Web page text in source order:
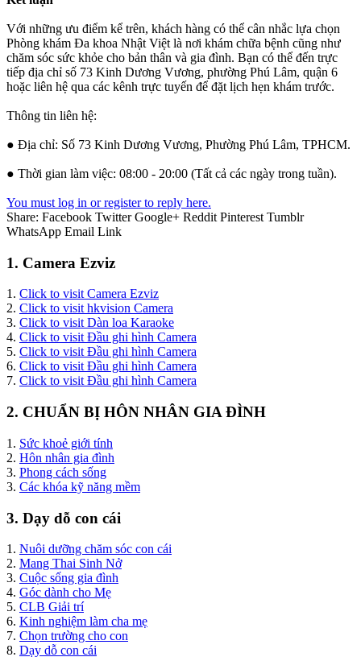
Với những ưu điểm kể trên, khách hàng có thể cân nhắc lựa chọn
Phòng khám Đa khoa Nhật Việt là nơi khám chữa bệnh cũng như
chăm sóc sức khỏe cho bản thân và gia đình. Bạn có thể đến trực
tiếp địa chỉ số 73 Kinh Dương Vương, phường Phú Lâm, quận 6
hoặc liên hệ qua các kênh trực tuyến để đặt lịch hẹn khám trước.
Thông tin liên hệ:
● Địa chỉ: Số 73 Kinh Dương Vương, Phường Phú Lâm, TPHCM.
● Thời gian làm việc: 08:00 - 20:00 (Tất cả các ngày trong tuần).
You must log in or register to reply here.
Share: Facebook Twitter Google+ Reddit Pinterest Tumblr
WhatsApp Email Link
1. Camera Ezviz
1. Click to visit Camera Ezviz
2. Click to visit hkvision Camera
3. Click to visit Dàn loa Karaoke
4. Click to visit Đầu ghi hình Camera
5. Click to visit Đầu ghi hình Camera
6. Click to visit Đầu ghi hình Camera
7. Click to visit Đầu ghi hình Camera
2. CHUẨN BỊ HÔN NHÂN GIA ĐÌNH
1. Sức khoẻ giới tính
2. Hôn nhân gia đình
3. Phong cách sống
3. Các khóa kỹ năng mềm
3. Dạy dỗ con cái
1. Nuôi dưỡng chăm sóc con cái
2. Mang Thai Sinh Nở
3. Cuộc sống gia đình
4. Góc dành cho Mẹ
5. CLB Giải trí
6. Kinh nghiệm làm cha mẹ
7. Chọn trường cho con
8. Dạy dỗ con cái